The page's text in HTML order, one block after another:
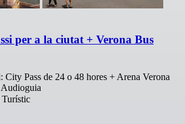
per a la ciutat + Verona Bus
City Pass de 24 o 48 hores + Arena Verona
Turístic